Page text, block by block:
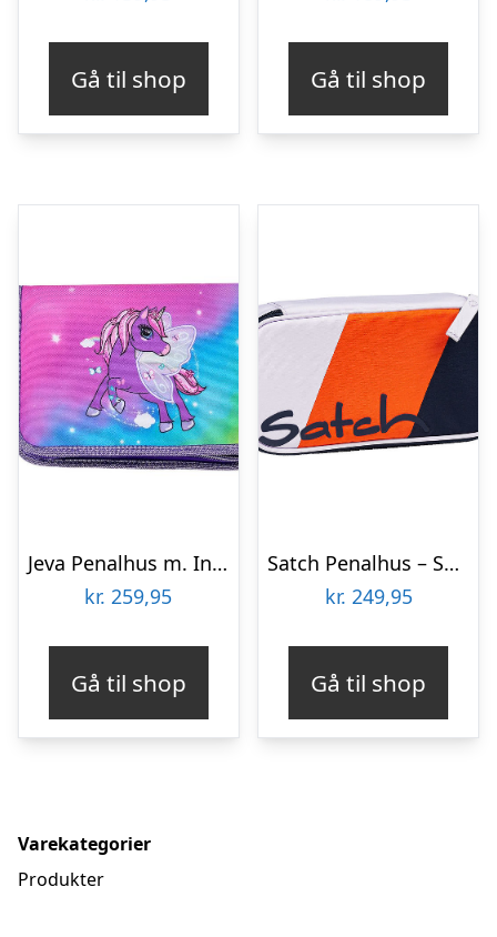
Gå til shop Gå til shop
Jeva Penalhus m. Indhold – Onezip – Rainbow Alicorn
kr. 259,95
Gå til shop
Satch Penalhus – Sun Catcher
kr. 249,95
Gå til shop
Varekategorier
Produkter